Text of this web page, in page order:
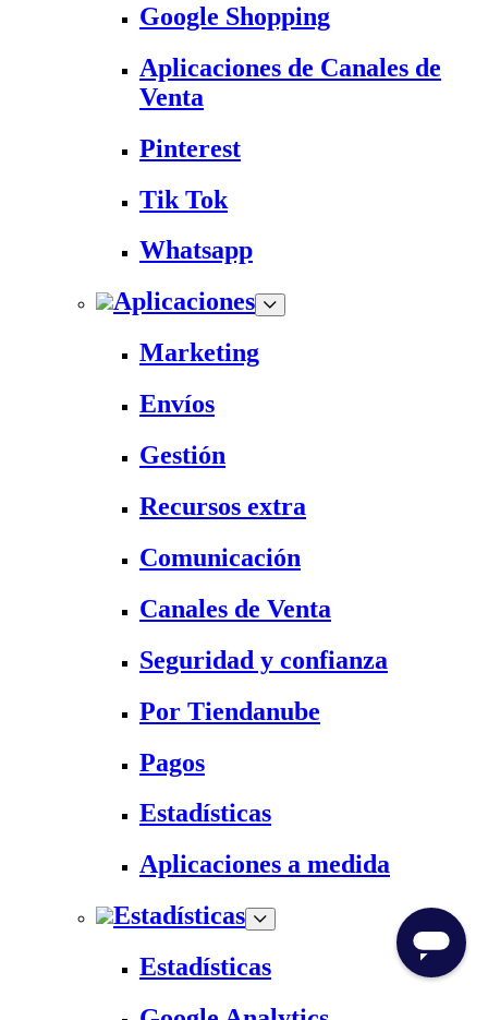
Google Shopping
Aplicaciones de Canales de
Venta
Pinterest
Tik Tok
Whatsapp
Aplicaciones
Marketing
Envíos
Gestión
Recursos extra
Comunicación
Canales de Venta
Seguridad y confianza
Por Tiendanube
Pagos
Estadísticas
Aplicaciones a medida
Estadísticas
Estadísticas